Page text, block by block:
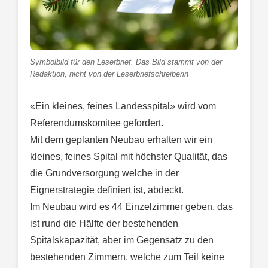
Symbolbild für den Leserbrief. Das Bild stammt von der
Redaktion, nicht von der Leserbriefschreiberin
«Ein kleines, feines Landesspital» wird vom
Referendumskomitee gefordert.
Mit dem geplanten Neubau erhalten wir ein
kleines, feines Spital mit höchster Qualität, das
die Grundversorgung welche in der
Eignerstrategie definiert ist, abdeckt.
Im Neubau wird es 44 Einzelzimmer geben, das
ist rund die Hälfte der bestehenden
Spitalskapazität, aber im Gegensatz zu den
bestehenden Zimmern, welche zum Teil keine